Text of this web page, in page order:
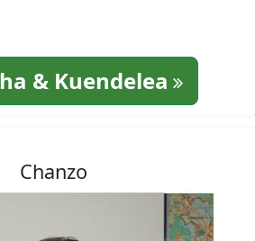
& Kuendelea
Chanzo